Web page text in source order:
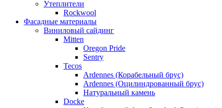
Утеплители
Rockwool
Фасадные материалы
Виниловый сайдинг
Mitten
Oregon Pride
Sentry
Tecos
Ardennes (Корабельный брус)
Ardennes (Оцилиндрованный брус)
Натуральный камень
Docke